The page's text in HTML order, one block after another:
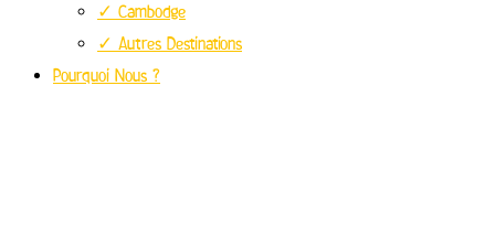
✓ Cambodge
✓ Autres Destinations
Pourquoi Nous ?